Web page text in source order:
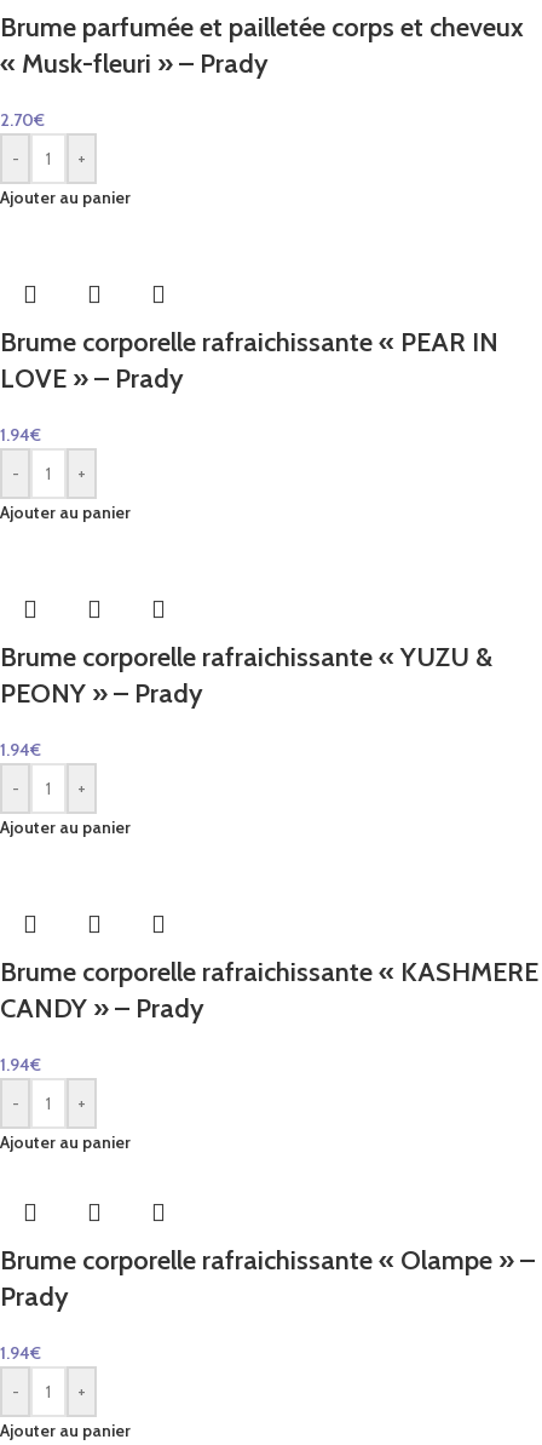
Brume parfumée et pailletée corps et cheveux
« Musk-fleuri » – Prady
2.70€
-
+
Ajouter au panier
Brume corporelle rafraichissante « PEAR IN
LOVE » – Prady
1.94€
-
+
Ajouter au panier
Brume corporelle rafraichissante « YUZU &
PEONY » – Prady
1.94€
-
+
Ajouter au panier
Brume corporelle rafraichissante « KASHMERE
CANDY » – Prady
1.94€
-
+
Ajouter au panier
Brume corporelle rafraichissante « Olampe » –
Prady
1.94€
-
+
Ajouter au panier